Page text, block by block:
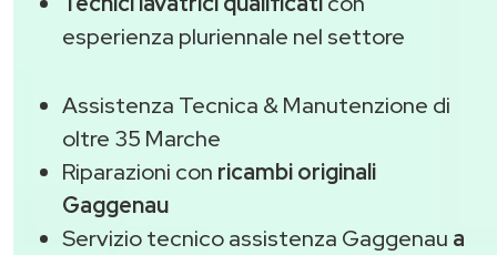
esperienza pluriennale nel settore
Assistenza Tecnica & Manutenzione di
oltre 35 Marche
Riparazioni con ricambi originali
Gaggenau
Servizio tecnico assistenza Gaggenau a